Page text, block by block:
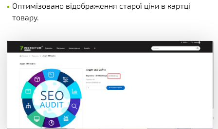
Оптимізовано відображення старої ціни в картці
товару.